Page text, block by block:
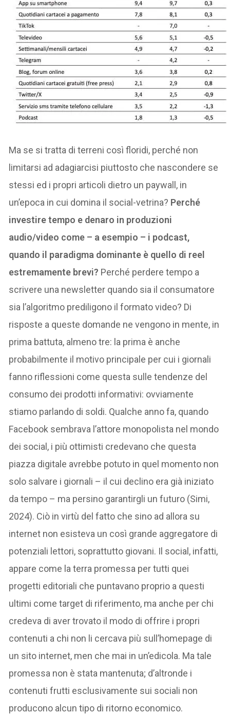
Ma se si tratta di terreni così floridi, perché non
limitarsi ad adagiarcisi piuttosto che nascondere se
stessi ed i propri articoli dietro un paywall, in
un’epoca in cui domina il social-vetrina? Perché
investire tempo e denaro in produzioni
audio/video come – a esempio – i podcast,
quando il paradigma dominante è quello di reel
estremamente brevi? Perché perdere tempo a
scrivere una newsletter quando sia il consumatore
sia l’algoritmo prediligono il formato video? Di
risposte a queste domande ne vengono in mente, in
prima battuta, almeno tre: la prima è anche
probabilmente il motivo principale per cui i giornali
fanno riflessioni come questa sulle tendenze del
consumo dei prodotti informativi: ovviamente
stiamo parlando di soldi. Qualche anno fa, quando
Facebook sembrava l’attore monopolista nel mondo
dei social, i più ottimisti credevano che questa
piazza digitale avrebbe potuto in quel momento non
solo salvare i giornali – il cui declino era già iniziato
da tempo – ma persino garantirgli un futuro (Simi,
2024). Ciò in virtù del fatto che sino ad allora su
internet non esisteva un così grande aggregatore di
potenziali lettori, soprattutto giovani. Il social, infatti,
appare come la terra promessa per tutti quei
progetti editoriali che puntavano proprio a questi
ultimi come target di riferimento, ma anche per chi
credeva di aver trovato il modo di offrire i propri
contenuti a chi non li cercava più sull’homepage di
un sito internet, men che mai in un’edicola. Ma tale
promessa non è stata mantenuta; d’altronde i
contenuti frutti esclusivamente sui sociali non
producono alcun tipo di ritorno economico.